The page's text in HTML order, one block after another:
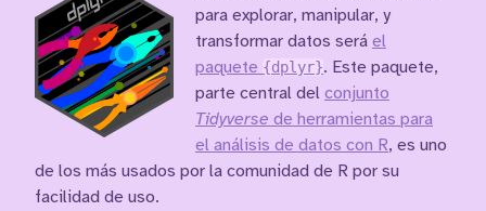
para explorar, manipular, y
transformar datos será el
paquete {dplyr}. Este paquete,
parte central del conjunto
Tidyverse de herramientas para
el análisis de datos con R, es uno
de los más usados por la comunidad de R por su
facilidad de uso.